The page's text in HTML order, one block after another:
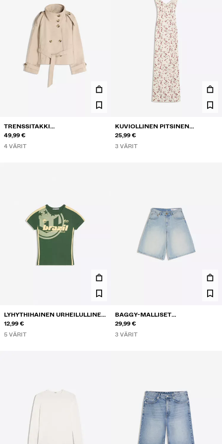
TRENSSITAKKI
PYSTYKAULUKSELLA
49,99 €
4 VÄRIT
KUVIOLLINEN PITSINEN
PUOLIPITKÄ MEKKO
25,99 €
3 VÄRIT
LYHYTHIHAINEN URHEILULLINEN
PRINTTI-T-PAITA
12,99 €
5 VÄRIT
BAGGY-MALLISET
FARKKUBERMUDASHORTSIT
29,99 €
3 VÄRIT